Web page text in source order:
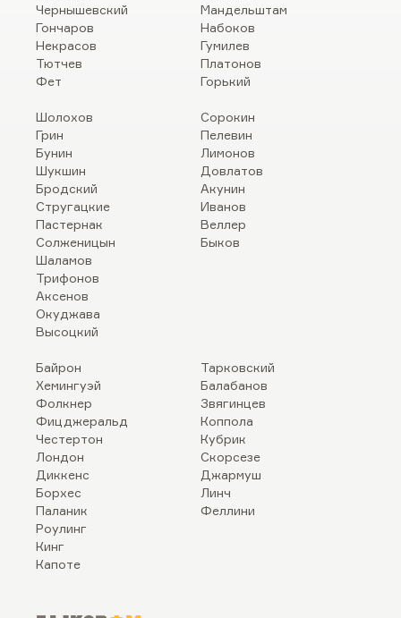
Чернышевский
Гончаров
Некрасов
Тютчев
Фет
Мандельштам
Набоков
Гумилев
Платонов
Горький
Шолохов
Грин
Бунин
Шукшин
Бродский
Стругацкие
Пастернак
Солженицын
Шаламов
Трифонов
Аксенов
Окуджава
Высоцкий
Сорокин
Пелевин
Лимонов
Довлатов
Акунин
Иванов
Веллер
Быков
Байрон
Хемингуэй
Фолкнер
Фицджеральд
Честертон
Лондон
Диккенс
Борхес
Паланик
Роулинг
Кинг
Капоте
Тарковский
Балабанов
Звягинцев
Коппола
Кубрик
Скорсезе
Джармуш
Линч
Феллини